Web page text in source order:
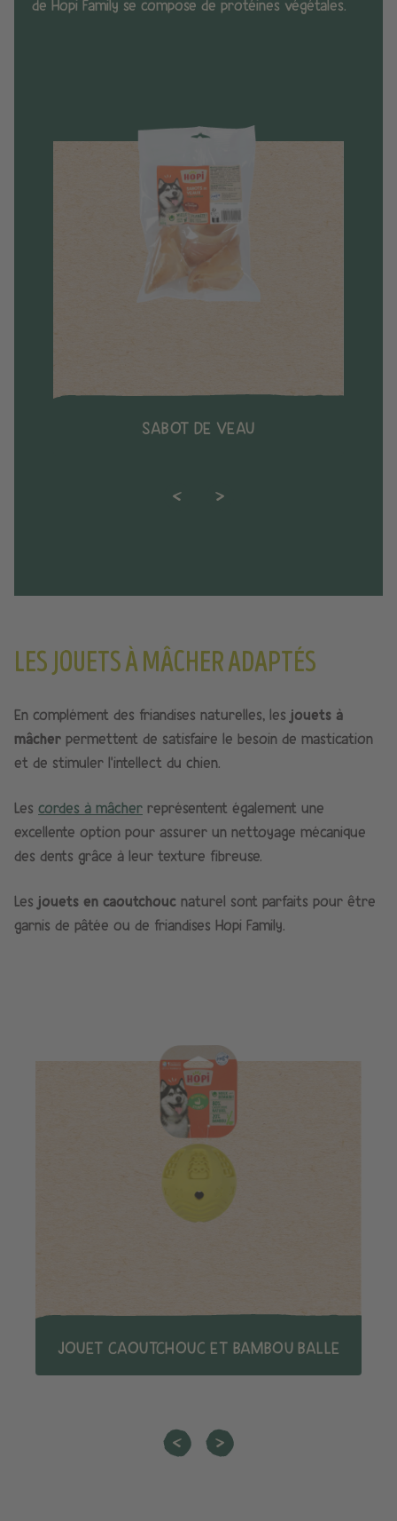
de Hopi Family se compose de protéines végétales.
SABOT DE VEAU
LES JOUETS À MÂCHER ADAPTÉS
En complément des friandises naturelles, les jouets à
mâcher permettent de satisfaire le besoin de mastication
et de stimuler l’intellect du chien.
Les cordes à mâcher représentent également une
excellente option pour assurer un nettoyage mécanique
des dents grâce à leur texture fibreuse.
Les jouets en caoutchouc naturel sont parfaits pour être
garnis de pâtée ou de friandises Hopi Family.
JOUET CAOUTCHOUC ET BAMBOU BALLE